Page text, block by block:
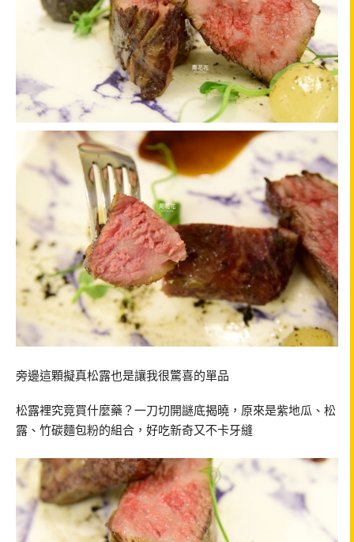
旁邊這顆擬真松露也是讓我很驚喜的單品
松露裡究竟買什麼藥？一刀切開謎底揭曉，原來是紫地瓜、松
露、竹碳麵包粉的組合，好吃新奇又不卡牙縫